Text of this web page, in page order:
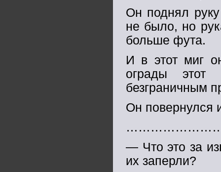
Он поднял
не было, но
больше фута.
И в этот миг
ограды этот
безграничным
Он повернулся
— Что это за
их заперли?